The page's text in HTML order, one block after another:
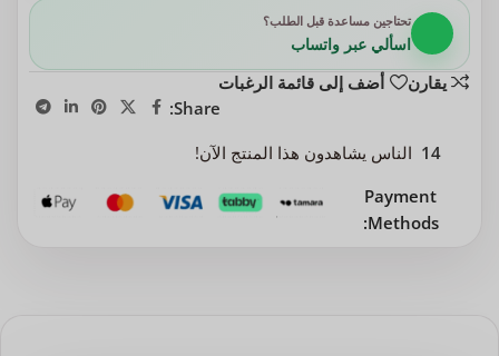
تحتاجين مساعدة قبل الطلب؟
اسألي عبر واتساب
يقارن
أضف إلى قائمة الرغبات
Share:
14 الناس يشاهدون هذا المنتج الآن!
Payment
Methods: